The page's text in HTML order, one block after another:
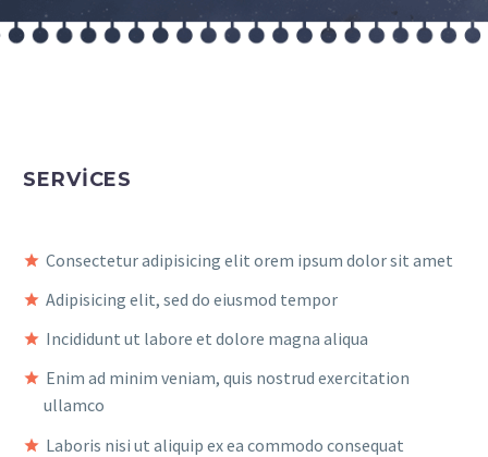
SERVICES
Consectetur adipisicing elit orem ipsum dolor sit amet
Adipisicing elit, sed do eiusmod tempor
Incididunt ut labore et dolore magna aliqua
Enim ad minim veniam, quis nostrud exercitation
ullamco
Laboris nisi ut aliquip ex ea commodo consequat